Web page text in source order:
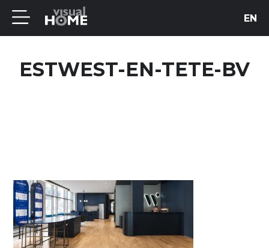
EN
ESTWEST-EN-TETE-BV